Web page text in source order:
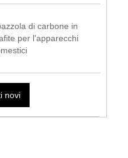
di carbone in
per l'apparecchi
novi